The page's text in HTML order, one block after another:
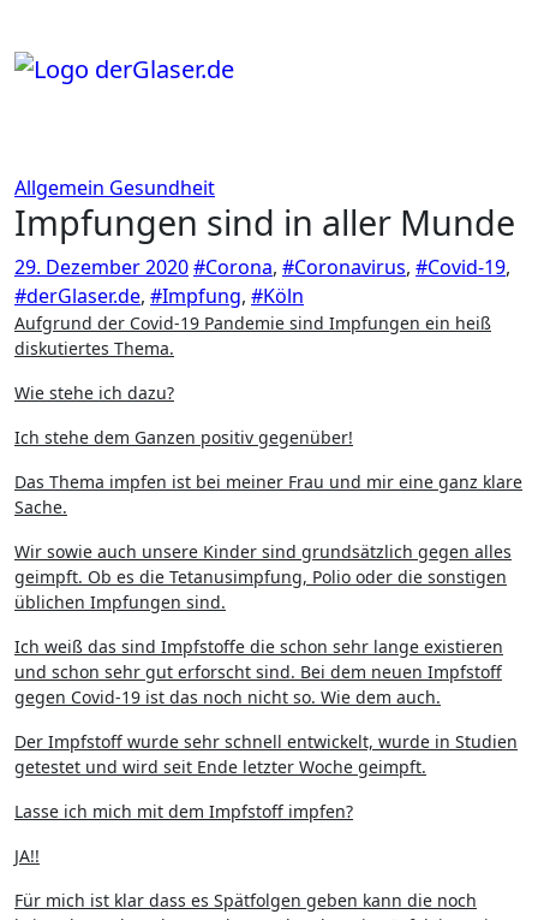
springen
Allgemein Gesundheit
Impfungen sind in aller Munde
29. Dezember 2020#Corona, #Coronavirus, #Covid-19,
#derGlaser.de, #Impfung, #Köln
Aufgrund der Covid-19 Pandemie sind Impfungen ein heiß
diskutiertes Thema.
Wie stehe ich dazu?
Ich stehe dem Ganzen positiv gegenüber!
Das Thema impfen ist bei meiner Frau und mir eine ganz klare
Sache.
Wir sowie auch unsere Kinder sind grundsätzlich gegen alles
geimpft. Ob es die Tetanusimpfung, Polio oder die sonstigen
üblichen Impfungen sind.
Ich weiß das sind Impfstoffe die schon sehr lange existieren
und schon sehr gut erforscht sind. Bei dem neuen Impfstoff
gegen Covid-19 ist das noch nicht so. Wie dem auch.
Der Impfstoff wurde sehr schnell entwickelt, wurde in Studien
getestet und wird seit Ende letzter Woche geimpft.
Lasse ich mich mit dem Impfstoff impfen?
JA!!
Für mich ist klar dass es Spätfolgen geben kann die noch